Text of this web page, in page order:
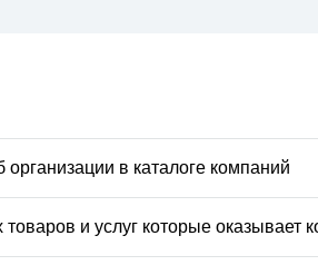
организации в каталоге компаний
и услуг которые оказывает